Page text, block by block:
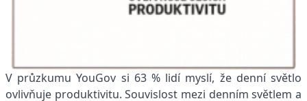
V průzkumu YouGov si 63 % lidí myslí, že denní světlo
ovlivňuje produktivitu. Souvislost mezi denním světlem a